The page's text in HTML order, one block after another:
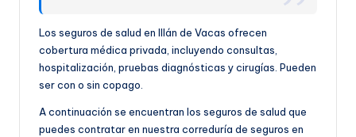
Los seguros de salud en Illán de Vacas ofrecen
cobertura médica privada, incluyendo consultas,
hospitalización, pruebas diagnósticas y cirugías. Pueden
ser con o sin copago.
A continuación se encuentran los seguros de salud que
puedes contratar en nuestra correduría de seguros en